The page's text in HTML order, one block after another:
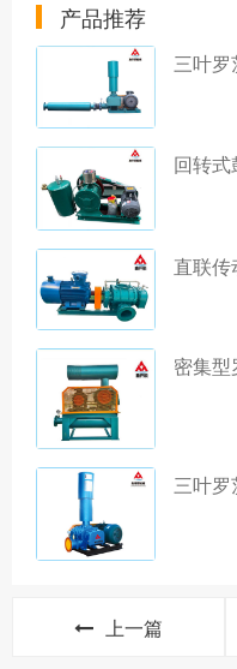
产品推荐
三叶罗
回转
直联
密集
三叶罗
上一篇